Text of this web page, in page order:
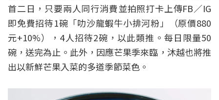
首二日，只要兩人同行消費並拍照打卡上傳FB／IG
即免費招待1碗「叻沙龍蝦牛小排河粉」（原價880
元+10%），4人招待2碗，以此類推。每日限量50
碗，送完為止。此外，因應芒果季來臨，沐越也將推
出以新鮮芒果入菜的多道季節菜色。